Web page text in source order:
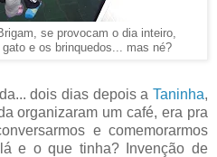
se provocam o dia inteiro,
e os brinquedos... mas né?
dois dias depois a Taninha,
organizaram um café, era pra
e comemorarmos
e o que tinha? Invenção de